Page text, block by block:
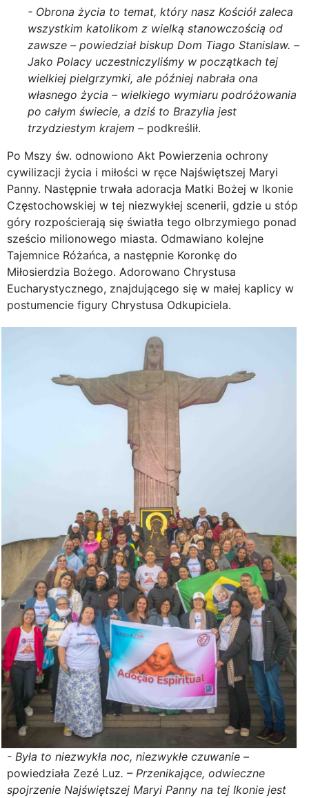
- Obrona życia to temat, który nasz Kościół zaleca
wszystkim katolikom z wielką stanowczością od
zawsze – powiedział biskup Dom Tiago Stanislaw. –
Jako Polacy uczestniczyliśmy w początkach tej
wielkiej pielgrzymki, ale później nabrała ona
własnego życia – wielkiego wymiaru podróżowania
po całym świecie, a dziś to Brazylia jest
trzydziestym krajem – podkreślił.
Po Mszy św. odnowiono Akt Powierzenia ochrony
cywilizacji życia i miłości w ręce Najświętszej Maryi
Panny. Następnie trwała adoracja Matki Bożej w Ikonie
Częstochowskiej w tej niezwykłej scenerii, gdzie u stóp
góry rozpościerają się światła tego olbrzymiego ponad
sześcio milionowego miasta. Odmawiano kolejne
Tajemnice Różańca, a następnie Koronkę do
Miłosierdzia Bożego. Adorowano Chrystusa
Eucharystycznego, znajdującego się w małej kaplicy w
postumencie figury Chrystusa Odkupiciela.
- Była to niezwykła noc, niezwykłe czuwanie –
powiedziała Zezé Luz. – Przenikające, odwieczne
spojrzenie Najświętszej Maryi Panny na tej Ikonie jest